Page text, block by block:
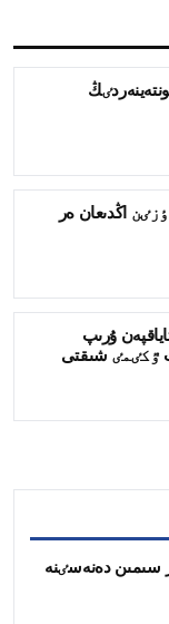
ٶزٸن اڭدىعان ەر
ۇرىپ
ٷكٸمٸ شىقتى
سىمىن دەنەسٸنە